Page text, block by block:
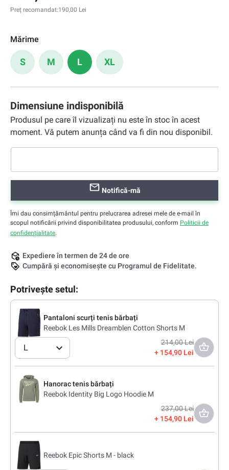
Preț recomandat:190,00 Lei
Mărime
S M L XL
Dimensiune indisponibilă
Produsul pe care îl vizualizați nu este în stoc în acest
moment. Vă putem anunța când va fi din nou disponibil.
Notifică-mă
Îmi dau consimțământul pentru prelucrarea adresei mele de e-mail în
scopul notificării privind disponibilitatea produsului, conform Politicii de
confidențialitate.
Expediere în termen de 24 de ore
Cumpără și economisește cu Programul de Fidelitate.
Potrivește setul:
Pantaloni scurți tenis bărbați
Reebok Les Mills Dreamblen Cotton Shorts M
L
214,00 Lei
154,90 Lei
Hanorac tenis bărbați
Reebok Identity Big Logo Hoodie M
237,00 Lei
154,90 Lei
Reebok Epic Shorts M - black